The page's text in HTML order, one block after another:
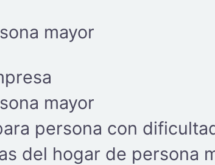
mayor
mayor
persona con
del hogar de persona